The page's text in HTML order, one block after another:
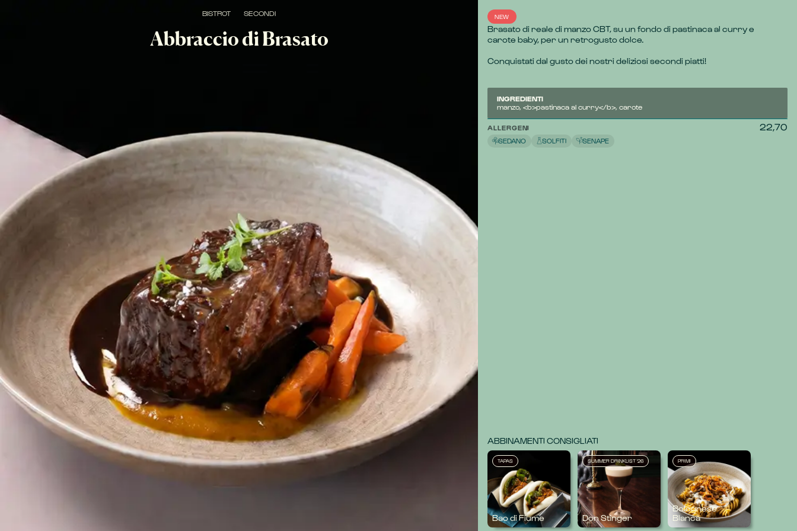
BISTROT SECONDI
Abbraccio di Brasato
NEW
Brasato di reale di manzo CBT, su un fondo di pastinaca al curry e
carote baby, per un retrogusto dolce.
Conquistati dal gusto dei nostri deliziosi secondi piatti!
INGREDIENTI
manzo, <b>pastinaca al curry</b>, carote
ALLERGENI
SEDANO
SOLFITI SENAPE
22,70
ABBINAMENTI CONSIGLIATI
TAPAS
Bao di Fiume
SUMMER DRINKLIST '26
Don Stinger
PRIMI
Bolognese
Blanca